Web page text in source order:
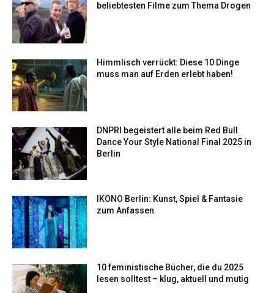
beliebtesten Filme zum Thema Drogen
Himmlisch verrückt: Diese 10 Dinge
muss man auf Erden erlebt haben!
DNPRI begeistert alle beim Red Bull
Dance Your Style National Final 2025 in
Berlin
IKONO Berlin: Kunst, Spiel & Fantasie
zum Anfassen
10 feministische Bücher, die du 2025
lesen solltest – klug, aktuell und mutig